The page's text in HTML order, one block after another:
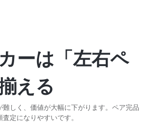
ーは「左右ペ
える
難しく、価値が大幅に下がります。ペア完品
定になりやすいです。